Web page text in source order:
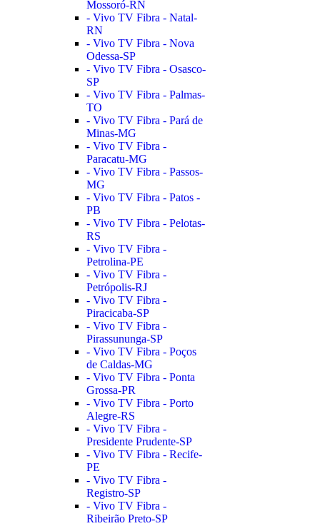
Mossoró-RN
- Vivo TV Fibra - Natal-
RN
- Vivo TV Fibra - Nova
Odessa-SP
- Vivo TV Fibra - Osasco-
SP
- Vivo TV Fibra - Palmas-
TO
- Vivo TV Fibra - Pará de
Minas-MG
- Vivo TV Fibra -
Paracatu-MG
- Vivo TV Fibra - Passos-
MG
- Vivo TV Fibra - Patos -
PB
- Vivo TV Fibra - Pelotas-
RS
- Vivo TV Fibra -
Petrolina-PE
- Vivo TV Fibra -
Petrópolis-RJ
- Vivo TV Fibra -
Piracicaba-SP
- Vivo TV Fibra -
Pirassununga-SP
- Vivo TV Fibra - Poços
de Caldas-MG
- Vivo TV Fibra - Ponta
Grossa-PR
- Vivo TV Fibra - Porto
Alegre-RS
- Vivo TV Fibra -
Presidente Prudente-SP
- Vivo TV Fibra - Recife-
PE
- Vivo TV Fibra -
Registro-SP
- Vivo TV Fibra -
Ribeirão Preto-SP